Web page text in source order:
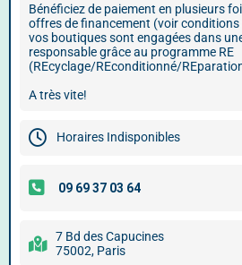
Bénéficiez de paiement en plusieurs
offres de financement (voir
vos boutiques sont engagées dans
responsable grâce au programme RE
(REcyclage/REconditionné/
A très vite!
Horaires Indisponibles
7 Bd des Capucines
75002, Paris